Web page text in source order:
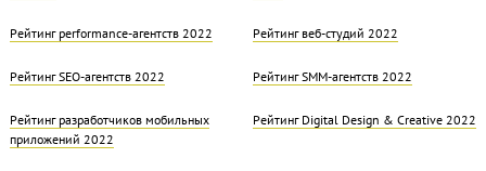
Рейтинг performance-агентств 2022 Рейтинг веб-студий 2022
Рейтинг SEO-агентств 2022 Рейтинг SMM-агентств 2022
Рейтинг разработчиков мобильных
приложений 2022
Рейтинг Digital Design & Creative 2022